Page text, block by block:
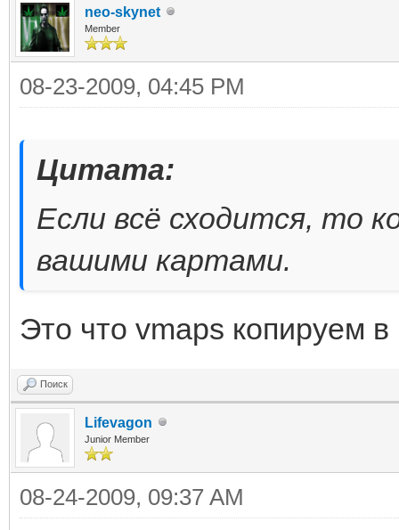
neo-skynet
Member
08-23-2009, 04:45 PM
Цитата:
Если всё сходится, то
вашими картами.
Это что vmaps копируем
Поиск
Lifevagon
Junior Member
08-24-2009, 09:37 AM